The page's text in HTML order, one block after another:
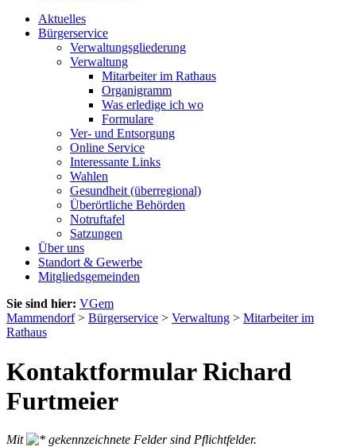
Aktuelles
Bürgerservice
Verwaltungsgliederung
Verwaltung
Mitarbeiter im Rathaus
Organigramm
Was erledige ich wo
Formulare
Ver- und Entsorgung
Online Service
Interessante Links
Wahlen
Gesundheit (überregional)
Überörtliche Behörden
Notruftafel
Satzungen
Über uns
Standort & Gewerbe
Mitgliedsgemeinden
Sie sind hier: VGem
Mammendorf> Bürgerservice > Verwaltung > Mitarbeiter im
Rathaus
Kontaktformular Richard
Furtmeier
Mit
gekennzeichnete Felder sind Pflichtfelder.